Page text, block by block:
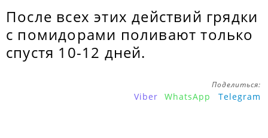
После всех этих действий грядки
с помидорами поливают только
спустя 10-12 дней.
Поделиться:
Viber WhatsApp Telegram